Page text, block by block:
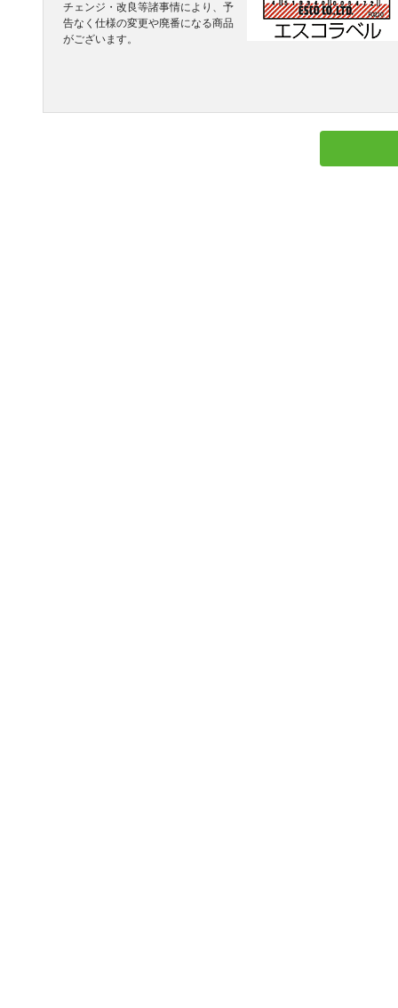
チェンジ・改良等諸事情により、予
告なく仕様の変更や廃番になる商品
がございます。